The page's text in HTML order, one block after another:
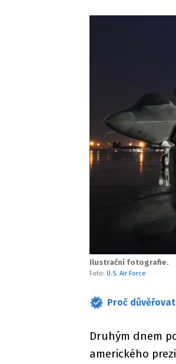
Ilustrační fotografie.
Foto: U.S. Air Force
Proč
Druhým dnem
amerického